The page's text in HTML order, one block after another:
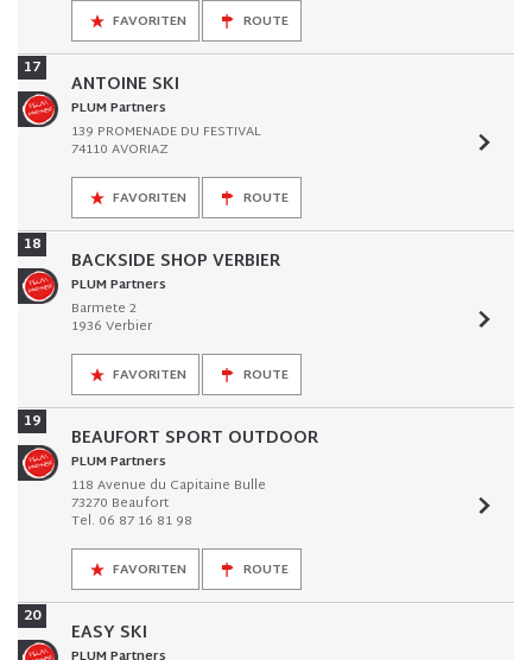
FAVORITEN ROUTE
17
ANTOINE SKI
PLUM Partners
139 PROMENADE DU FESTIVAL
74110 AVORIAZ
FAVORITEN ROUTE
18
BACKSIDE SHOP VERBIER
PLUM Partners
Barmete 2
1936 Verbier
FAVORITEN ROUTE
19
BEAUFORT SPORT OUTDOOR
PLUM Partners
118 Avenue du Capitaine Bulle
73270 Beaufort
Tel. 06 87 16 81 98
FAVORITEN ROUTE
20
EASY SKI